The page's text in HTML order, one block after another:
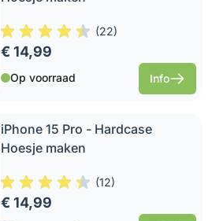
(22)
€ 14,99
Op voorraad Info
iPhone 15 Pro - Hardcase
Hoesje maken
(12)
€ 14,99